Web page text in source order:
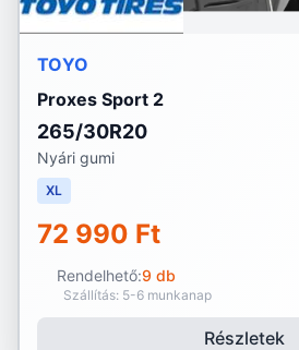
TOYO
Proxes Sport 2
265/30R20
Nyári gumi
XL
72 990 Ft
Rendelhető:9 db
Szállítás: 5-6 munkanap
Részletek